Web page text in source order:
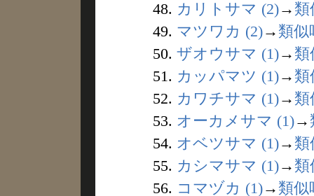
48. カリトサマ (2)→ 類
49. マツワカ (2)→ 類似
50. ザオウサマ (1)→ 類
51. カッパマツ (1)→ 類
52. カワチサマ (1)→ 類
53. オーカメサマ (1)→
54. オベツサマ (1)→ 類
55. カシマサマ (1)→ 類
56. コマヅカ (1)→ 類似